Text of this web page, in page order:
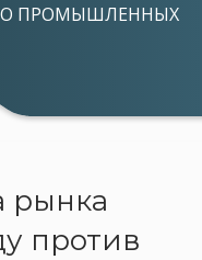
О ПРОМЫШЛЕННЫХ
рынка
против